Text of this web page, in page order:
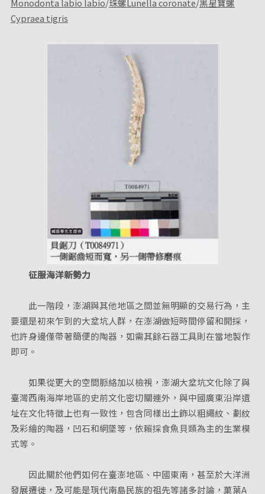
Cypraea tigris
征服海洋新勢力
此一階段，澎湖與其他地區之間並無明顯的交易行為，主
要還是初來乍到的大坌坑人群，在澎湖做短時間停留和開採，
也許身邊僅帶著簡便的陶器，如需其餘石器工具則在當地製作
即可。
如果從更大的空間脈絡加以檢視，澎湖大坌坑文化除了與
臺灣西南海岸地區的史前文化密切關連外，與中國廣東沿岸遺
址在文化特徵上也有一致性，包含同樣出土飾以粗繩紋、劃紋
及彩繪的陶器，凹石和網墜等，依賴採食魚貝類為主的生業模
式等。
因此關於他們如何在臺澎地區、中國東南，甚至於大洋洲
發展遷徙，及可能是現代南島民族的祖先等諸多討論，菓葉A